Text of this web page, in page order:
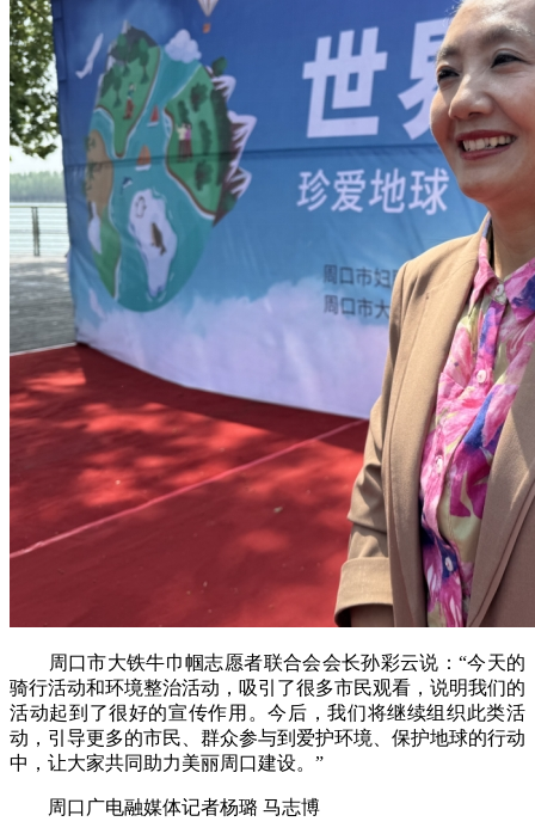
周口市大铁牛巾帼志愿者联合会会长孙彩云说：“今天的
骑行活动和环境整治活动，吸引了很多市民观看，说明我们的
活动起到了很好的宣传作用。今后，我们将继续组织此类活
动，引导更多的市民、群众参与到爱护环境、保护地球的行动
中，让大家共同助力美丽周口建设。”
周口广电融媒体记者杨璐 马志博